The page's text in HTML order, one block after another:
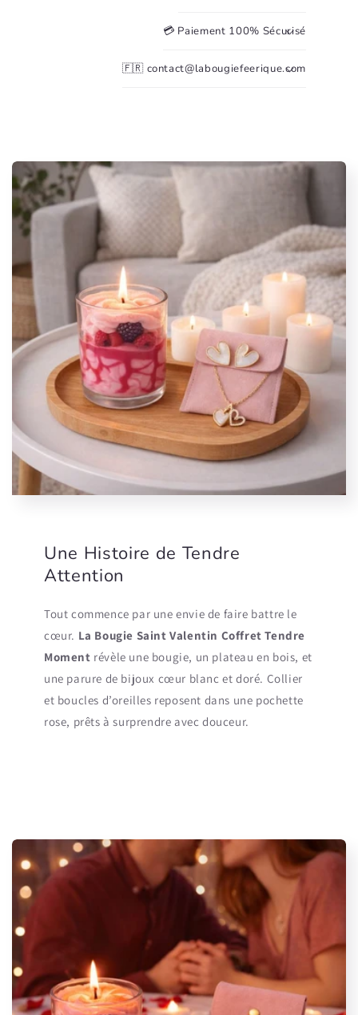
💳 Paiement 100% Sécurisé
🇫🇷 contact@labougiefeerique.com
Une Histoire de Tendre
Attention
Tout commence par une envie de faire battre le
cœur. La Bougie Saint Valentin Coffret Tendre
Moment révèle une bougie, un plateau en bois, et
une parure de bijoux cœur blanc et doré. Collier
et boucles d’oreilles reposent dans une pochette
rose, prêts à surprendre avec douceur.